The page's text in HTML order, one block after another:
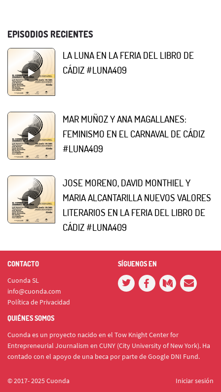
EPISODIOS RECIENTES
LA LUNA EN LA FERIA DEL LIBRO DE
CÁDIZ #LUNA409
MAR MUÑOZ Y ANA MAGALLANES:
FEMINISMO EN EL CARNAVAL DE CÁDIZ
#LUNA409
JOSE MORENO, DAVID MONTHIEL Y
MARIA ALCANTARILLA NUEVOS VALORES
LITERARIOS EN LA FERIA DEL LIBRO DE
CÁDIZ #LUNA409
CONTACTO
Cuonda SL
info@cuonda.com
Política de Privacidad
SÍGUENOS EN
QUIÉNES SOMOS
Cuonda es un proyecto nacido en el Tow Knight Center for
Entrepreneurial Journalism en CUNY (City University of New York). Ha
contado con el apoyo de una beca por parte de Google DNI Fund.
© 2017- 2025 Cuonda Iniciar sesión